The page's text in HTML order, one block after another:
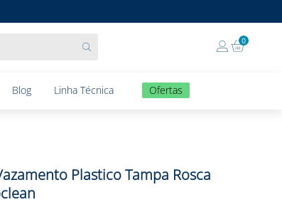
0
Blog Linha Técnica Ofertas
Plastico Tampa Rosca